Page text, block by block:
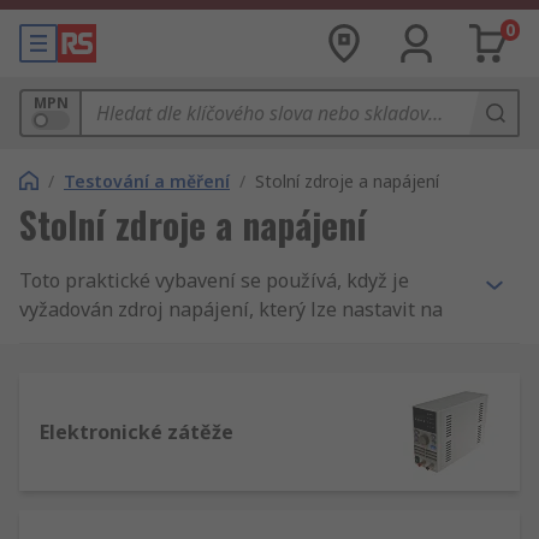
0
MPN
/ Testování a měření / Stolní zdroje a napájení
Stolní zdroje a napájení
Toto praktické vybavení se používá, když je
vyžadován zdroj napájení, který lze nastavit na
testování obvodů, které vyžadují napájení v
Elektronické zátěže